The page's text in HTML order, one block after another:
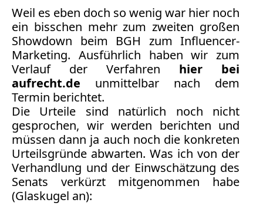
Weil es eben doch so wenig war hier noch
ein bisschen mehr zum zweiten großen
Showdown beim BGH zum Influencer-
Marketing. Ausführlich haben wir zum
Verlauf der Verfahren hier bei
aufrecht.de unmittelbar nach dem
Termin berichtet.
Die Urteile sind natürlich noch nicht
gesprochen, wir werden berichten und
müssen dann ja auch noch die konkreten
Urteilsgründe abwarten. Was ich von der
Verhandlung und der Einwschätzung des
Senats verkürzt mitgenommen habe
(Glaskugel an):
Aktuelle
Stunde
BGH
Beleidigung
Datenschutz
Ebay
Facebook
Fotorecht
Google
Haftung
Influencer
Instagram
Internetrecht